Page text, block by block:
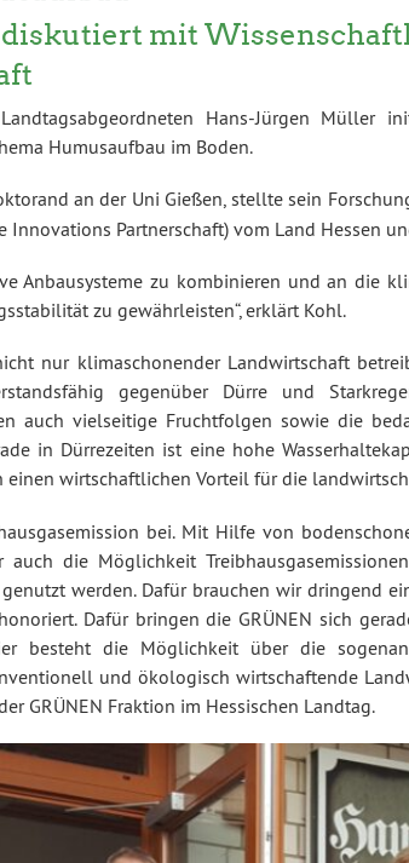
mit
Hans-Jürgen Müller
Humusaufbau im Boden.
an der Uni Gießen, stellte sein
Innovations Partnerschaft) vom Land Hessen
Anbausysteme zu kombinieren und an die
zu gewährleisten“, erklärt Kohl.
nur klimaschonender Landwirtschaft
gegenüber Dürre und
auch vielseitige Fruchtfolgen sowie die
in Dürrezeiten ist eine hohe
wirtschaftlichen Vorteil für die
bei. Mit Hilfe von
die Möglichkeit
werden. Dafür brauchen wir dringend
Dafür bringen die GRÜNEN sich
besteht die Möglichkeit über die
und ökologisch wirtschaftende
GRÜNEN Fraktion im Hessischen Landtag.